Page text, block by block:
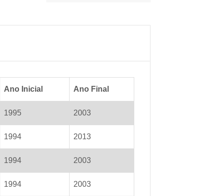
Ano Inicial Ano Final
1995 2003
1994 2013
1994 2003
1994 2003